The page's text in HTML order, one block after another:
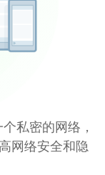
私密的网络，
网络安全和隐